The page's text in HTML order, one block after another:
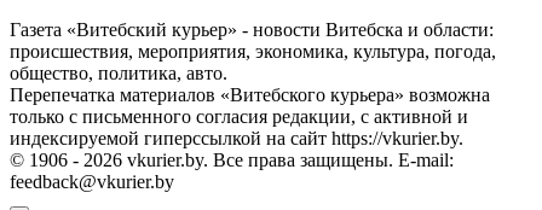
Газета «Витебский курьер» - новости Витебска и области:
происшествия, мероприятия, экономика, культура, погода,
общество, политика, авто.
Перепечатка материалов «Витебского курьера» возможна
только с письменного согласия редакции, с активной и
индексируемой гиперссылкой на сайт https://vkurier.by.
© 1906 - 2026 vkurier.by. Все права защищены. E-mail:
feedback@vkurier.by